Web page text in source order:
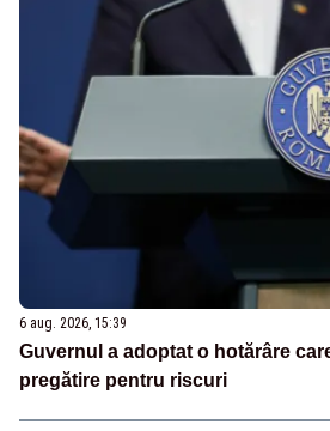
6 aug. 2026, 15:39
Guvernul a adoptat o hotărâre
pregătire pentru riscuri